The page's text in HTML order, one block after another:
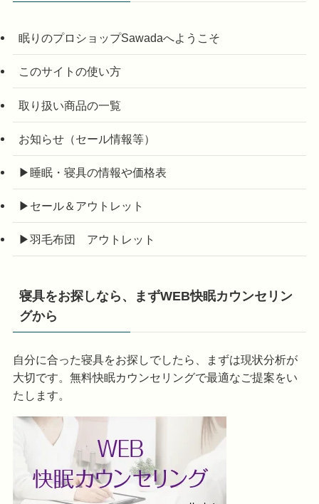
眠りのプロショップSawadaへようこそ
このサイトの使い方
取り扱い商品の一覧
お知らせ（セール情報等）
▶睡眠・寝具の情報や価格表
▶セール＆アウトレット
▶羽毛布団 アウトレット
寝具をお探しなら、まずWEB快眠カウンセリン
グから
自分に合った寝具をお探しでしたら、まずは現状分析が
大切です。無料快眠カウンセリングで最適なご提案をい
たします。